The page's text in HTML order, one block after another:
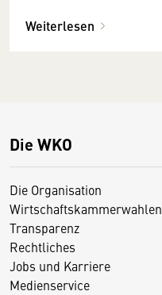
Weiterlesen
Die WKO
Die Organisation
Wirtschaftskammerwahlen
Transparenz
Rechtliches
Jobs und Karriere
Medienservice